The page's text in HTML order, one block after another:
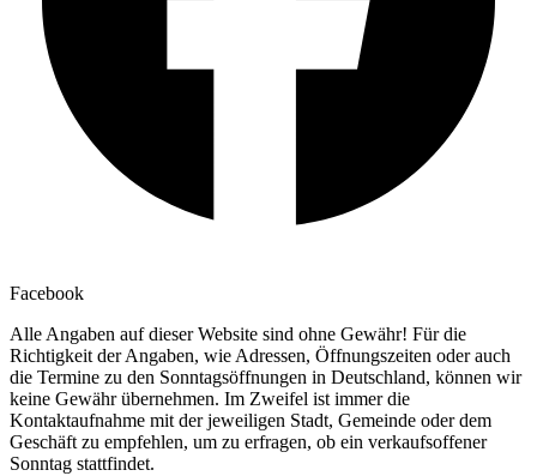
Facebook
Alle Angaben auf dieser Website sind ohne Gewähr! Für die
Richtigkeit der Angaben, wie Adressen, Öffnungszeiten oder auch
die Termine zu den Sonntagsöffnungen in Deutschland, können wir
keine Gewähr übernehmen. Im Zweifel ist immer die
Kontaktaufnahme mit der jeweiligen Stadt, Gemeinde oder dem
Geschäft zu empfehlen, um zu erfragen, ob ein verkaufsoffener
Sonntag stattfindet.